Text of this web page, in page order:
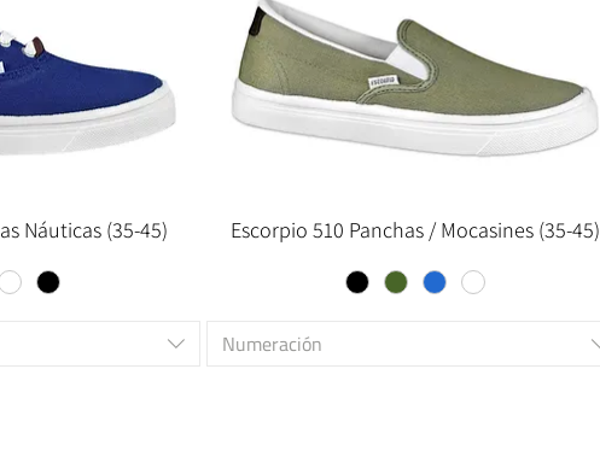
Náuticas (35-45) Escorpio 510 Panchas / Mocasines (35-45)
Numeración